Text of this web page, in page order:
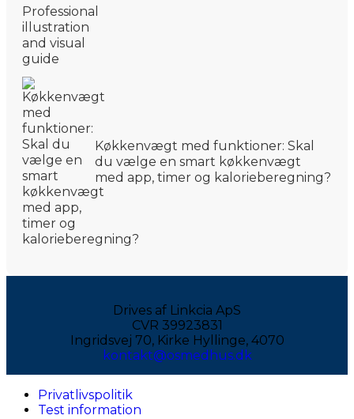
Køkkenvægt med funktioner: Skal
du vælge en smart køkkenvægt
med app, timer og kalorieberegning?
Drives af Linkcia ApS
CVR 39923831
Ingridsvej 70, Kirke Hyllinge, 4070
kontakt@osmedhus.dk
Privatlivspolitik
Test information